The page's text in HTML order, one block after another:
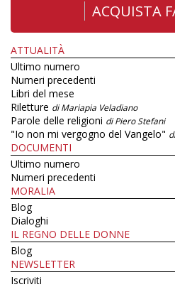
ACQUISTA
ATTUALITÀ
Ultimo numero
Numeri precedenti
Libri del mese
Riletture di Mariapia Veladiano
Parole delle religioni di Piero Stefani
"Io non mi vergogno del Vangelo"
DOCUMENTI
Ultimo numero
Numeri precedenti
MORALIA
Blog
Dialoghi
IL REGNO DELLE DONNE
Blog
NEWSLETTER
Iscriviti